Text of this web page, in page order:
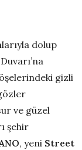
dolup
gizli
ve güzel
şehir
, yeni Street